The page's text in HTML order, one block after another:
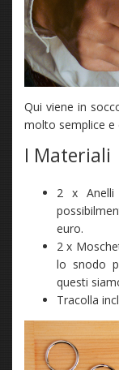
Qui viene in
molto semplice e
I Materiali
2 x Anelli
euro.
2 x
lo snodo
questi
Tracolla